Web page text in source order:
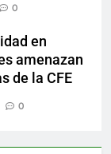
0
en
amenazan
de la CFE
0